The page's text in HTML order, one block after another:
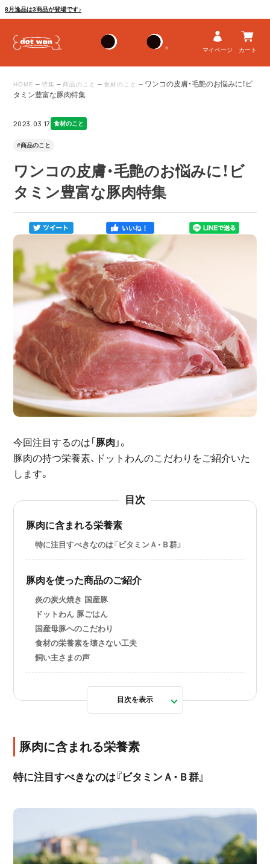
8月逸品は3商品が登場です♪
マイページ カート
HOME – 特集 – 商品のこと – 食材のこと – ワンコの皮膚・毛艶のお悩みに！ビ
タミン豊富な豚肉特集
2023.03.17 食材のこと
#商品のこと
ワンコの皮膚・毛艶のお悩みに！ビ
タミン豊富な豚肉特集
今回注目するのは「 豚肉 」。
豚肉の持つ栄養素、ドットわんのこだわりをご紹介いた
します。
目次
豚肉に含まれる栄養素
特に注目すべきなのは『ビタミンＡ・Ｂ群』
豚肉を使った商品のご紹介
炎の炭火焼き 国産豚
ドットわん 豚ごはん
国産母豚へのこだわり
食材の栄養素を壊さない工夫
飼い主さまの声
目次を表示
豚肉に含まれる栄養素
特に注目すべきなのは『ビタミンＡ・Ｂ群』